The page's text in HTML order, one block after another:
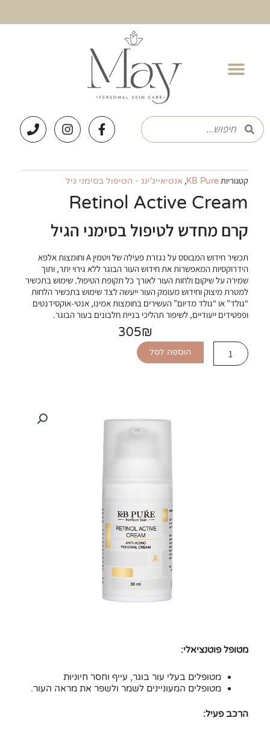
חיפוש חיפוש
F
a
c
b
o
o
k
f
I
n
s
a
g
P
h
o
e
קטגוריותKB Pure
,אנטיאייג'ינג - הטיפול בסימני גיל
Retinol Active Cream
קרם מחדש לטיפול בסימני הגיל
תכשיר חידוש המבוסס על נגזרת פעילה של ויטמין A וחומצות אלפא
הידרוקסיות המאפשרות את חידוש העור הבוגר ללא גירוי יתר, ותוך
שמירה על שיקום ולחות העור לאורך כל תקופת הטיפול. שימוש בתכשיר
למטרת מיצוק וחידוש מעומק העור ייעשה לצד שימוש בתכשיר הלחות
“גולד” או “גולד מדיום” העשירים בחומצות אמינו, אנטי-אוקסידנטים
ופפטידים ייעודיים, לשיפור תהליכי בניית חלבונים בעור הבוגר.
305₪
כמות
של
הוספה לסל
מטופל פוטנציאלי:
מטופלים בעלי עור בוגר, עייף וחסר חיוניות
מטופלים המעוניינים לשמר ולשפר את מראה העור.
הרכב פעיל: